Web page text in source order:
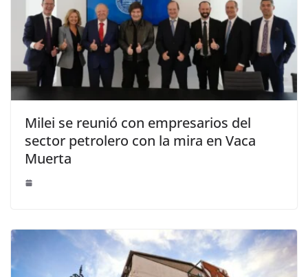
Milei se reunió con empresarios del
sector petrolero con la mira en Vaca
Muerta